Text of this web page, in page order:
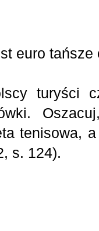
euro tańsze
turyści
tenisowa,
s. 124).